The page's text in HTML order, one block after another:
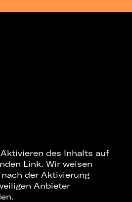
des Inhalts auf
Link. Wir weisen
der Aktivierung
Anbieter